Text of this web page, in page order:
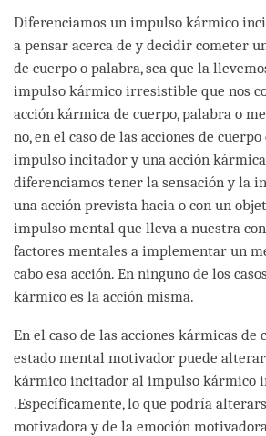
Diferenciamos un impulso kármico
a pensar acerca de y decidir cometer
de cuerpo o palabra, sea que la
impulso kármico irresistible que nos
acción kármica de cuerpo, palabra o
no, en el caso de las acciones de
impulso incitador y una acción
diferenciamos tener la sensación y la
una acción prevista hacia o con un
impulso mental que lleva a nuestra
factores mentales a implementar un
cabo esa acción. En ninguno de los
kármico es la acción misma.
En el caso de las acciones kármicas de
estado mental motivador puede
kármico incitador al impulso kármico
.Específicamente, lo que podría
motivadora y de la emoción